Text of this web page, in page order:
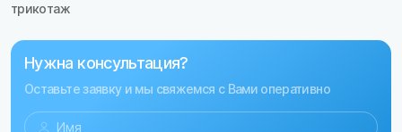
трикотаж
Нужна консультация?
Оставьте заявку и мы свяжемся с Вами оперативно